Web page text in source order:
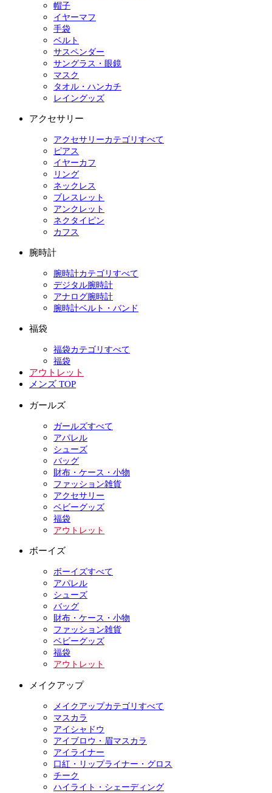
帽子
イヤーマフ
手袋
ベルト
サスペンダー
サングラス・眼鏡
マスク
タオル・ハンカチ
レイングッズ
アクセサリー
アクセサリーカテゴリすべて
ピアス
イヤーカフ
リング
ネックレス
ブレスレット
アンクレット
ネクタイピン
カフス
腕時計
腕時計カテゴリすべて
デジタル腕時計
アナログ腕時計
腕時計ベルト・バンド
福袋
福袋カテゴリすべて
福袋
アウトレット
メンズ TOP
ガールズ
ガールズすべて
アパレル
シューズ
バッグ
財布・ケース・小物
ファッション雑貨
アクセサリー
ベビーグッズ
福袋
アウトレット
ボーイズ
ボーイズすべて
アパレル
シューズ
バッグ
財布・ケース・小物
ファッション雑貨
ベビーグッズ
福袋
アウトレット
メイクアップ
メイクアップカテゴリすべて
マスカラ
アイシャドウ
アイブロウ・眉マスカラ
アイライナー
口紅・リップライナー・グロス
チーク
ハイライト・シェーディング